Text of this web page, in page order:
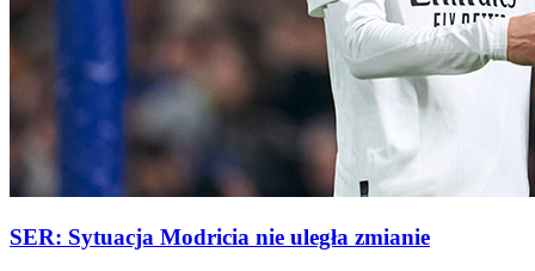
SER: Sytuacja Modricia nie uległa zmianie